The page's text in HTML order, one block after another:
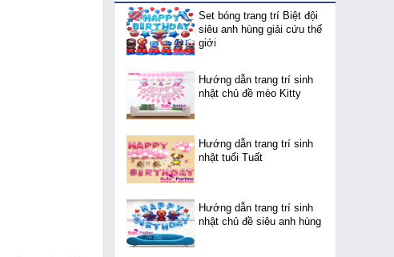
Set bóng trang trí Biệt đội
siêu anh hùng giải cứu thế
giới
Hướng dẫn trang trí sinh
nhật chủ đề mèo Kitty
Hướng dẫn trang trí sinh
nhật tuổi Tuất
Hướng dẫn trang trí sinh
nhật chủ đề siêu anh hùng